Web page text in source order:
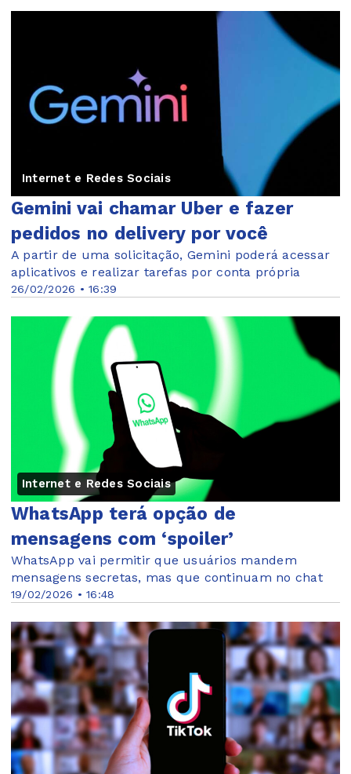
Internet e Redes Sociais
26/02/2026 • 16:39
Gemini vai chamar Uber e fazer
pedidos no delivery por você
A partir de uma solicitação, Gemini poderá acessar
aplicativos e realizar tarefas por conta própria
Internet e Redes Sociais
19/02/2026 • 16:48
WhatsApp terá opção de
mensagens com ‘spoiler’
WhatsApp vai permitir que usuários mandem
mensagens secretas, mas que continuam no chat